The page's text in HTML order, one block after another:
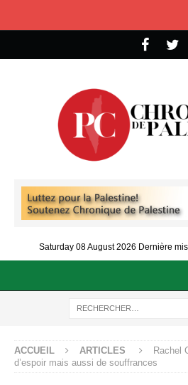
Saturday 08 August 2026 Dernière
ACCUEIL ARTICLES
Rachel
d’espoir mais aussi de souffrances